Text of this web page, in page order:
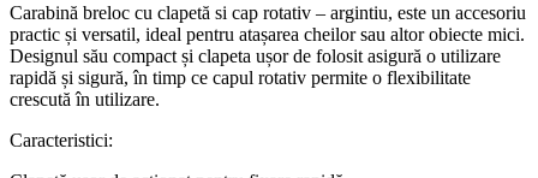
Carabină breloc cu clapetă si cap rotativ – argintiu, este un accesoriu
practic și versatil, ideal pentru atașarea cheilor sau altor obiecte mici.
Designul său compact și clapeta ușor de folosit asigură o utilizare
rapidă și sigură, în timp ce capul rotativ permite o flexibilitate
crescută în utilizare.
Caracteristici: